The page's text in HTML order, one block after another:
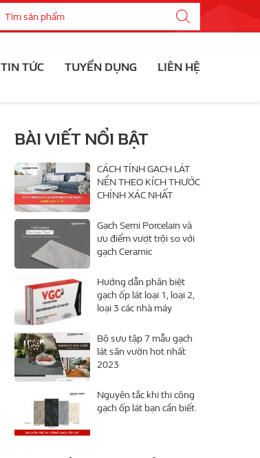
TIN TỨC TUYỂN DỤNG LIÊN HỆ
BÀI VIẾT NỔI BẬT
CÁCH TÍNH GẠCH LÁT
NỀN THEO KÍCH THƯỚC
CHÍNH XÁC NHẤT
Gạch Semi Porcelain và
ưu điểm vượt trội so với
gạch Ceramic
Hướng dẫn phân biệt
gạch ốp lát loại 1, loại 2,
loại 3 các nhà máy
Bộ sưu tập 7 mẫu gạch
lát sân vườn hot nhất
2023
Nguyên tắc khi thi công
gạch ốp lát bạn cần biết.